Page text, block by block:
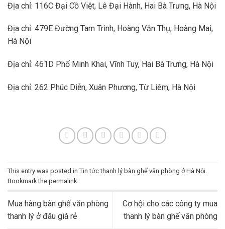
Địa chỉ: 116C Đại Cồ Việt, Lê Đại Hành, Hai Bà Trưng, Hà Nội
Địa chỉ: 479E Đường Tam Trinh, Hoàng Văn Thụ, Hoàng Mai,
Hà Nội
Địa chỉ: 461D Phố Minh Khai, Vĩnh Tuy, Hai Bà Trưng, Hà Nội
Địa chỉ: 262 Phúc Diễn, Xuân Phương, Từ Liêm, Hà Nội
This entry was posted in Tin tức thanh lý bàn ghế văn phòng ở Hà Nội.
Bookmark the permalink.
Mua hàng bàn ghế văn phòng
thanh lý ở đâu giá rẻ
Cơ hội cho các công ty mua
thanh lý bàn ghế văn phòng